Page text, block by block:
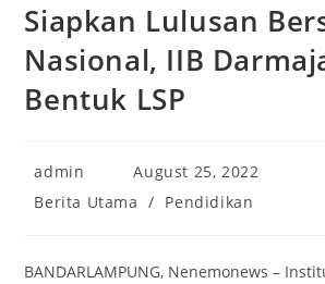
Siapkan Lulusan
Nasional, IIB
Bentuk LSP
Post
admin
Post
August 25, 2022
Post
Berita Utama / Pendidikan
BANDARLAMPUNG, Nenemonews –